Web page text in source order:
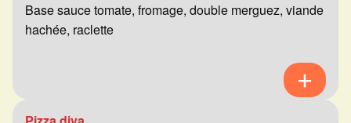
Base sauce tomate, fromage, double merguez, viande
hachée, raclette